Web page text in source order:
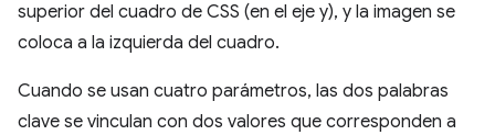
superior del cuadro de CSS (en el eje y), y la imagen se
coloca a la izquierda del cuadro.
Cuando se usan cuatro parámetros, las dos palabras
clave se vinculan con dos valores que corresponden a